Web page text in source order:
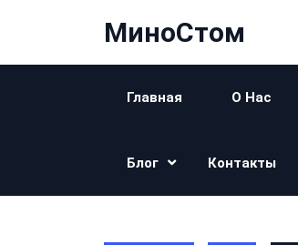
МиноСтом
Главная О Нас
Блог Контакты